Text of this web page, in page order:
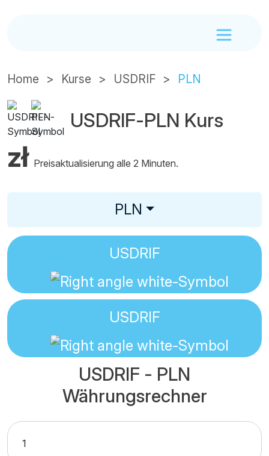
Home Kurse USDRIF PLN
USDRIF-PLN Kurs
zł Preisaktualisierung alle 2 Minuten.
PLN
USDRIF
USDRIF
USDRIF - PLN
Währungsrechner